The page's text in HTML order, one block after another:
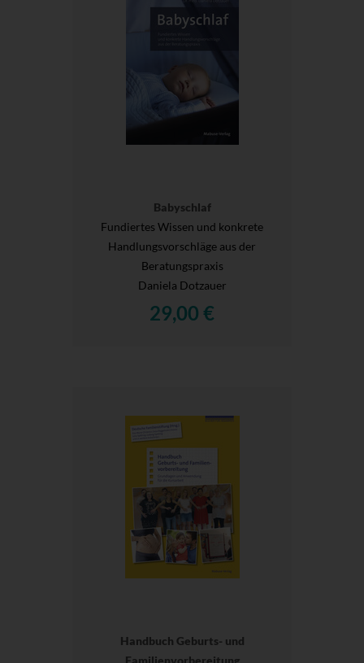
Babyschlaf
Fundiertes Wissen und konkrete
Handlungsvorschläge aus der
Beratungspraxis
Daniela Dotzauer
29,00 €
Handbuch Geburts- und
Familienvorbereitung